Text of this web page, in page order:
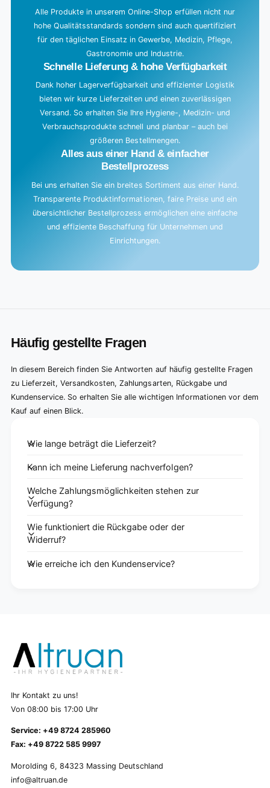
Alle Produkte in unserem Online-Shop erfüllen nicht nur
hohe Qualitätsstandards sondern sind auch quertifiziert
für den täglichen Einsatz in Gewerbe, Medizin, Pflege,
Gastronomie und Industrie.
Schnelle Lieferung & hohe Verfügbarkeit
Dank hoher Lagerverfügbarkeit und effizienter Logistik
bieten wir kurze Lieferzeiten und einen zuverlässigen
Versand. So erhalten Sie Ihre Hygiene-, Medizin- und
Verbrauchsprodukte schnell und planbar – auch bei
größeren Bestellmengen.
Alles aus einer Hand & einfacher
Bestellprozess
Bei uns erhalten Sie ein breites Sortiment aus einer Hand.
Transparente Produktinformationen, faire Preise und ein
übersichtlicher Bestellprozess ermöglichen eine einfache
und effiziente Beschaffung für Unternehmen und
Einrichtungen.
Häufig gestellte Fragen
In diesem Bereich finden Sie Antworten auf häufig gestellte Fragen
zu Lieferzeit, Versandkosten, Zahlungsarten, Rückgabe und
Kundenservice. So erhalten Sie alle wichtigen Informationen vor dem
Kauf auf einen Blick.
Wie lange beträgt die Lieferzeit?
Kann ich meine Lieferung nachverfolgen?
Welche Zahlungsmöglichkeiten stehen zur
Verfügung?
Wie funktioniert die Rückgabe oder der
Widerruf?
Wie erreiche ich den Kundenservice?
Ihr Kontakt zu uns!
Von 08:00 bis 17:00 Uhr
Service: +49 8724 285960
Fax: +49 8722 585 9997
Morolding 6, 84323 Massing Deutschland
info@altruan.de